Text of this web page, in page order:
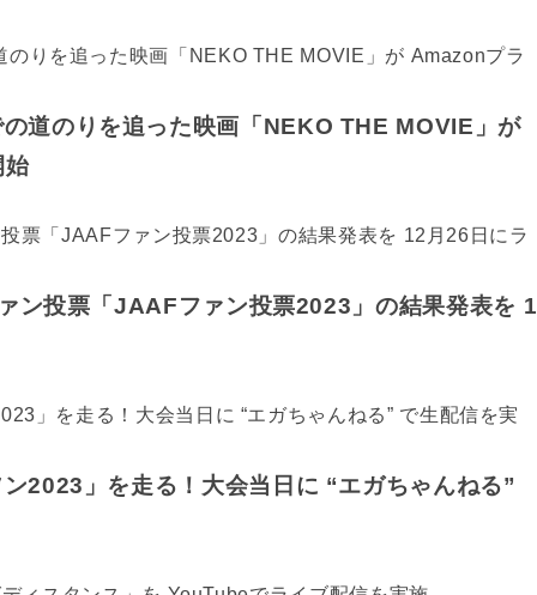
道のりを追った映画「NEKO THE MOVIE」が
始
ン投票「JAAFファン投票2023」の結果発表を 1
2023」を走る！大会当日に “エガちゃんねる”